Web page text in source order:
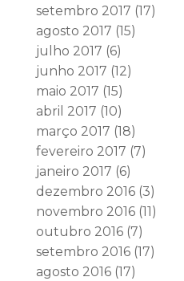
setembro 2017 (17)
agosto 2017 (15)
julho 2017 (6)
junho 2017 (12)
maio 2017 (15)
abril 2017 (10)
março 2017 (18)
fevereiro 2017 (7)
janeiro 2017 (6)
dezembro 2016(3)
novembro 2016(11)
outubro 2016(7)
setembro 2016(17)
agosto 2016(17)